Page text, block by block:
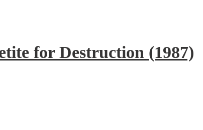
for Destruction (1987)